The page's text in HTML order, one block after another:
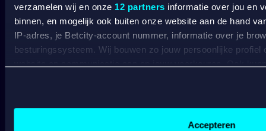
verzamelen wij en onze 12 partners informatie over jou en
binnen, en mogelijk ook buiten onze website aan de hand
IP-adres, je Betcity-account nummer, informatie over je
besturingssysteem. Wij bouwen zo jouw persoonlijke profiel
Advertentie- en contentmeting, inzichten in het publiek
Accepteren
CASINO
Online casino
Online gokken
Live blackjack